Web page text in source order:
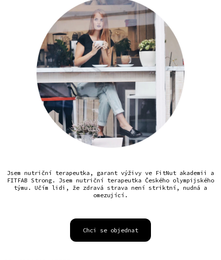
Jsem nutriční terapeutka, garant výživy ve FitNut akademii a
FITFAB Strong. Jsem nutriční terapeutka Českého olympijského
týmu. Učím lidi, že zdravá strava není striktní, nudná a
omezující.
Chci se objednat